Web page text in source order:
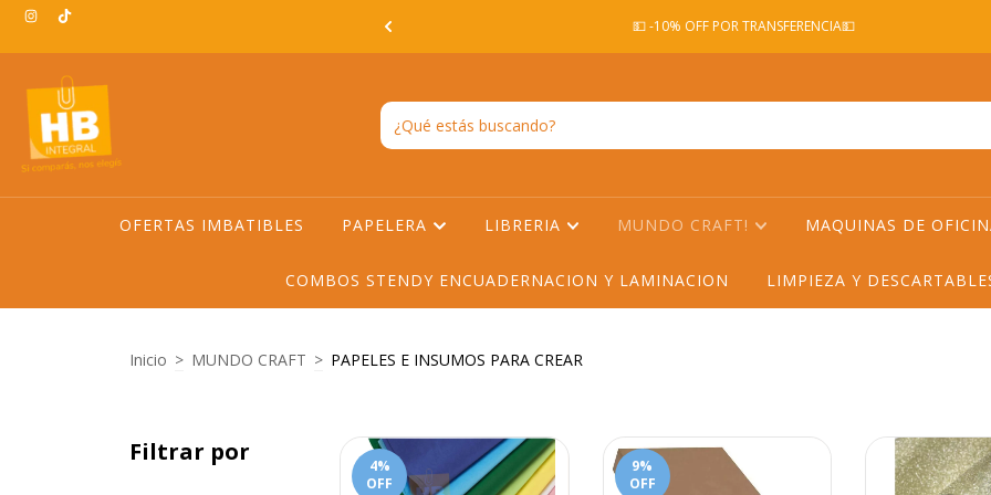
EN TODO AMBA -ENVIO GRATIS EN AMBA A PARTIR DE
💵 -10% OFF POR TRANSFERENCIA💵
OFERTAS IMBATIBLES PAPELERA LIBRERIA MUNDO CRAFT! MAQUINAS DE
COMBOS STENDY ENCUADERNACION Y LAMINACION LIMPIEZA Y
Inicio > MUNDO CRAFT > PAPELES E INSUMOS PARA CREAR
Filtrar por 4%
OFF
9%
OFF